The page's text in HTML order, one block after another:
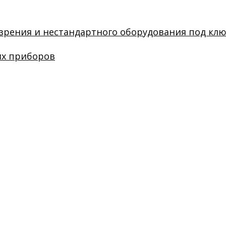
и нестандартного оборудования под
приборов